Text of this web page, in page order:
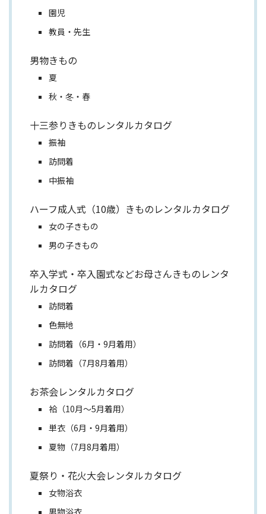
園児
教員・先生
男物きもの
夏
秋・冬・春
十三参りきものレンタルカタログ
振袖
訪問着
中振袖
ハーフ成人式（10歳）きものレンタルカタログ
女の子きもの
男の子きもの
卒入学式・卒入園式などお母さんきものレンタ
ルカタログ
訪問着
色無地
訪問着（6月・9月着用）
訪問着（7月8月着用）
お茶会レンタルカタログ
袷（10月～5月着用）
単衣（6月・9月着用）
夏物（7月8月着用）
夏祭り・花火大会レンタルカタログ
女物浴衣
男物浴衣